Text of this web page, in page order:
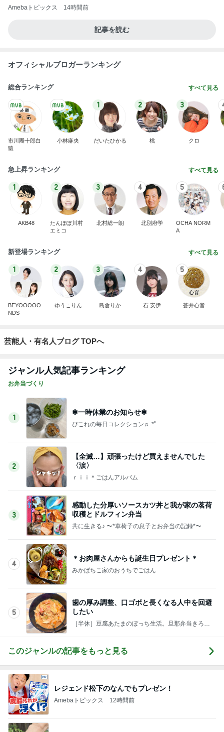
Amebaトピックス 14時間前
記事を読む
オフィシャルブロガーランキング
総合ランキング すべて見る
市川團十郎白
猿
小林麻央
1
だいたひかる
2
桃
3
クロ
急上昇ランキング すべて見る
1
AKB48
2
たんぽぽ川村
エミコ
3
北村総一朗
4
北別府学
5
OCHA NORM
A
新登場ランキング すべて見る
1
BEYOOOOO
NDS
2
ゆうこりん
3
島倉りか
4
石 安伊
5
蒼井心音
芸能人・有名人ブログ TOPへ
ジャンル人気記事ランキング
お弁当づくり
1
✱一時休業のお知らせ✱
ぴこれの毎日コレクション♬.*ﾟ
2
【全滅…】頑張ったけど買えませんでした
〈涙〉
ｒｉｉ＊ごはんアルバム
3
感動した分厚いソースカツ丼と我が家の茗荷
収穫とドルフィン弁当
共に生きる♪ 〜*車椅子の息子とお弁当の記録*〜
4
＊お肉屋さんからも誕生日プレゼント＊
みかぱちこ家のおうちでごはん
5
歯の厚み調整、口ゴボと長くなる人中を回避
したい
［半休］豆腐あたまのぼっち生活。旦那弁当きろく
このジャンルの記事をもっと見る
レジェンド松下のなんでもプレゼン！
Amebaトピックス 12時間前